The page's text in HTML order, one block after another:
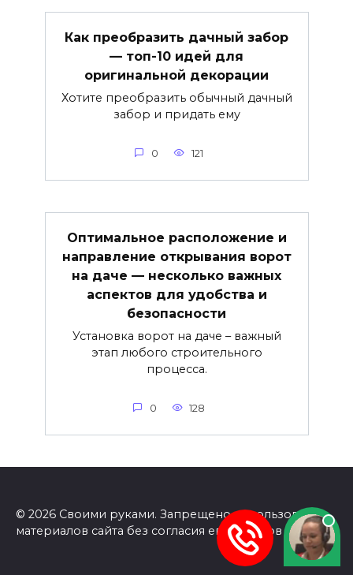
Как преобразить дачный забор
— топ-10 идей для
оригинальной декорации
Хотите преобразить обычный дачный
забор и придать ему
0 121
Оптимальное расположение и
направление открывания ворот
на даче — несколько важных
аспектов для удобства и
безопасности
Установка ворот на даче – важный
этап любого строительного
процесса.
0 128
© 2026 Своими руками. Запрещено использование
материалов сайта без согласия его авторов